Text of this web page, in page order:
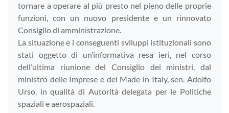
tornare a operare al più presto nel pieno delle proprie
funzioni, con un nuovo presidente e un rinnovato
Consiglio di amministrazione.
La situazione e i conseguenti sviluppi istituzionali sono
stati oggetto di un’informativa resa ieri, nel corso
dell’ultima riunione del Consiglio dei ministri, dal
ministro delle Imprese e del Made in Italy, sen. Adolfo
Urso, in qualità di Autorità delegata per le Politiche
spaziali e aerospaziali.